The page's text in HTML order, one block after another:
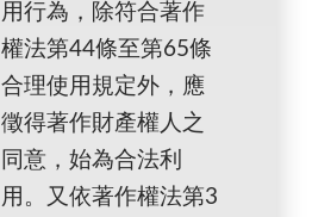
用行為，除符合著作
權法第44條至第65條
合理使用規定外，應
徵得著作財產權人之
同意，始為合法利
用。又依著作權法第3